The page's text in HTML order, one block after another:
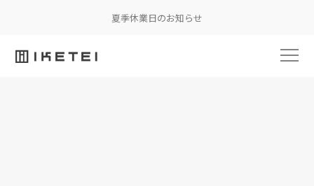
夏季休業日のお知らせ